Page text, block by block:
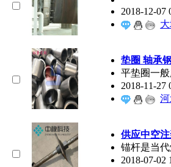
2018-12-07
垫圈 轴承
平垫圈一
2018-11-27
供应中空
锚杆是当
2018-07-02